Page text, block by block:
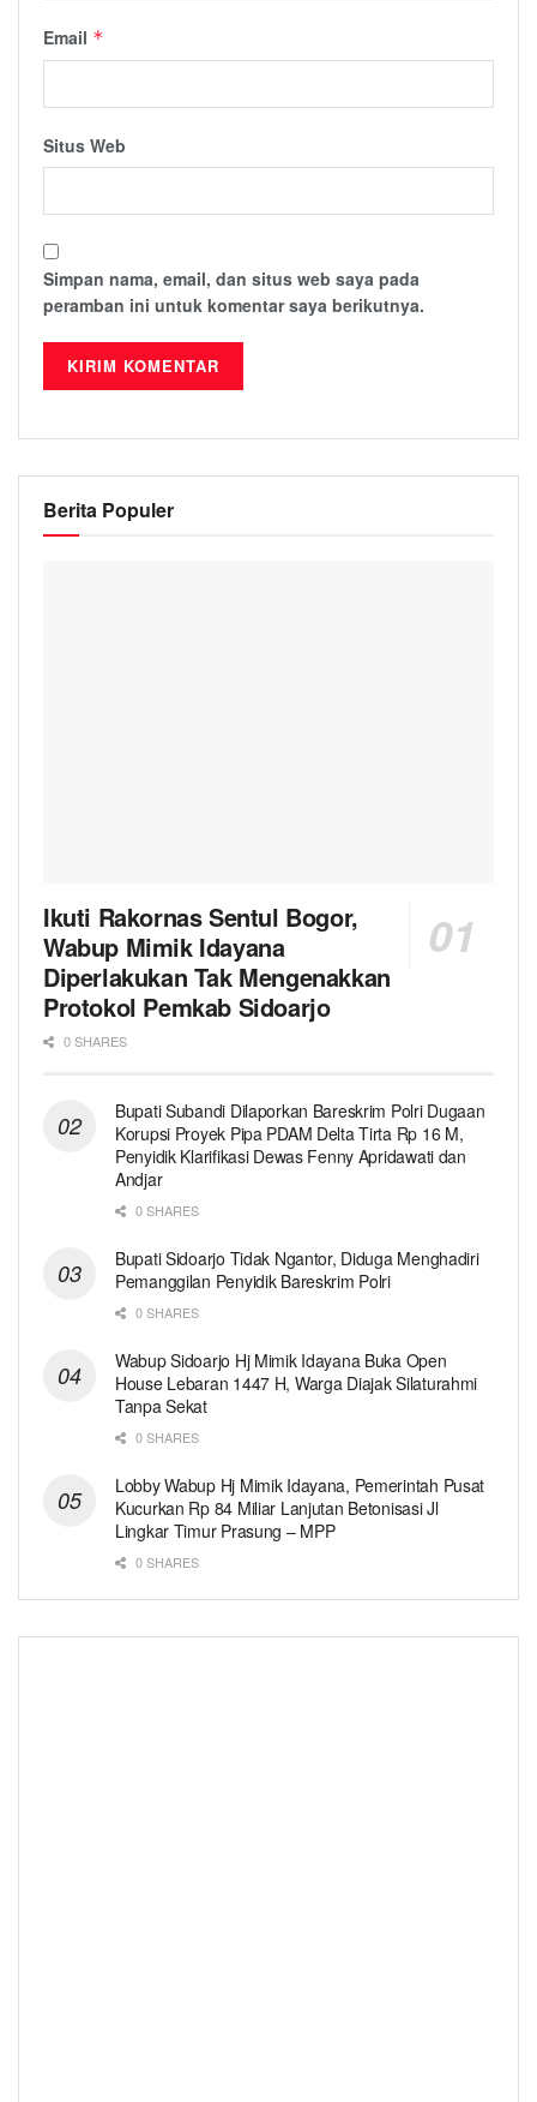
Email *
Situs Web
Simpan nama, email, dan situs web saya pada
peramban ini untuk komentar saya berikutnya.
Berita Populer
Ikuti Rakornas Sentul Bogor,
Wabup Mimik Idayana
Diperlakukan Tak Mengenakkan
Protokol Pemkab Sidoarjo
0 SHARES
Bupati Subandi Dilaporkan Bareskrim Polri Dugaan
Korupsi Proyek Pipa PDAM Delta Tirta Rp 16 M,
Penyidik Klarifikasi Dewas Fenny Apridawati dan
Andjar
0 SHARES
Bupati Sidoarjo Tidak Ngantor, Diduga Menghadiri
Pemanggilan Penyidik Bareskrim Polri
0 SHARES
Wabup Sidoarjo Hj Mimik Idayana Buka Open
House Lebaran 1447 H, Warga Diajak Silaturahmi
Tanpa Sekat
0 SHARES
Lobby Wabup Hj Mimik Idayana, Pemerintah Pusat
Kucurkan Rp 84 Miliar Lanjutan Betonisasi Jl
Lingkar Timur Prasung – MPP
0 SHARES